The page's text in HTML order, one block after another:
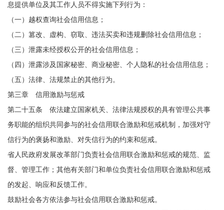
息提供单位及其工作人员不得实施下列行为：
（一）越权查询社会信用信息；
（二）篡改、虚构、窃取、违法买卖和违规删除社会信用信息；
（三）泄露未经授权公开的社会信用信息；
（四）泄露涉及国家秘密、商业秘密、个人隐私的社会信用信息；
（五）法律、法规禁止的其他行为。
第三章 信用激励与惩戒
第二十五条 依法建立国家机关、法律法规授权的具有管理公共事
务职能的组织共同参与的社会信用联合激励和惩戒机制，加强对守
信行为的褒扬和激励、对失信行为的约束和惩戒。
省人民政府发展改革部门负责社会信用联合激励和惩戒的规范、监
督、管理工作；其他有关部门和单位负责社会信用联合激励和惩戒
的发起、响应和反馈工作。
鼓励社会各方依法参与社会信用联合激励和惩戒。